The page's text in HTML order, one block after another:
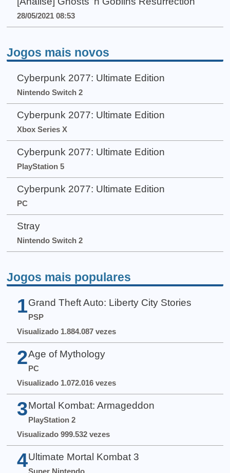
28/05/2021 08:53
Jogos mais novos
Cyberpunk 2077: Ultimate Edition
Nintendo Switch 2
Cyberpunk 2077: Ultimate Edition
Xbox Series X
Cyberpunk 2077: Ultimate Edition
PlayStation 5
Cyberpunk 2077: Ultimate Edition
PC
Stray
Nintendo Switch 2
Jogos mais populares
1 Grand Theft Auto: Liberty City Stories
PSP
Visualizado 1.884.087 vezes
2 Age of Mythology
PC
Visualizado 1.072.016 vezes
3 Mortal Kombat: Armageddon
PlayStation 2
Visualizado 999.532 vezes
4 Ultimate Mortal Kombat 3